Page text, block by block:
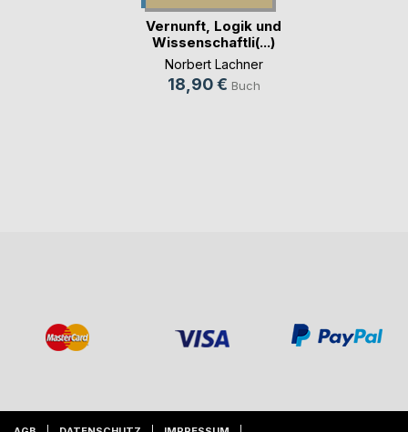
Vernunft, Logik und
Wissenschaftli(...)
Norbert Lachner
18,90 € Buch